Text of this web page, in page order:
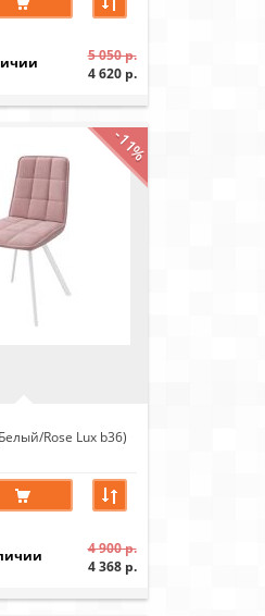
5 050 р.
4 620 р.
-11%
Rose Lux b36)
4 900 р.
4 368 р.